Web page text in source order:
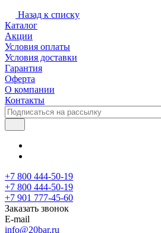
Назад к списку
Каталог
Акции
Условия оплаты
Условия доставки
Гарантия
Оферта
О компании
Контакты
+7 800 444-50-19
+7 800 444-50-19
+7 901 777-45-60
Заказать звонок
E-mail
info@20bar.ru